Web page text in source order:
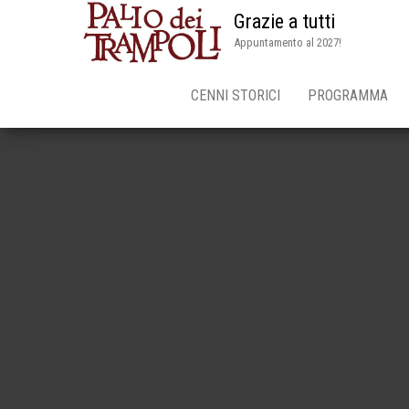
Grazie a tutti
Appuntamento al 2027!
CENNI STORICI PROGRAMMA